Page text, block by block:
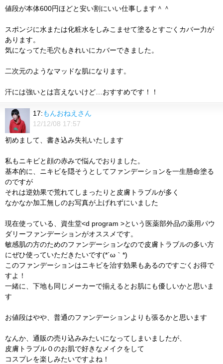
値段が本体600円ほどと安い割にいい仕事します＾＾
スポンジに水または化粧水をしみこませて塗るとすごくカバー力が
あります。
気になってた毛穴もきれいにカバーできました。
二次元のようなマッドな肌になります。
汗には強いとは言えないけど…おすすめです！！
17:もんおねえさん
12/12/08 17:57
初めまして、書き込み失礼いたします
私もニキビと顔の赤みで悩んでおりました。
基本的に、ニキビを隠そうとしてファンデーションを一生懸命塗る
のですが
それは逆効果で荒れてしまったりと皮膚トラブルが多く
なかなか加工無しのお写真が上げれずにいました
現在使っている、資生堂<d program >という医薬部外品の薬用パウ
ダリーファンデーションがオススメです。
敏感肌の方のためのファンデーションなので皮膚トラブルの多い方
にぜひ使っていただきたいです(*´ω｀*)
このファンデーションはニキビを治す効果もあるのですごくお得で
すよ！
一緒に、下地も同じメーカーで揃えるとお肌にも優しいかと思いま
す
お値段はやや、普通のファンデーションよりも張るかと思います
なんか、通販の売り込みみたいになってしまいましたが、
皮膚トラブル０のお肌で好きなメイクをして
コスプレを楽しみたいですよね！